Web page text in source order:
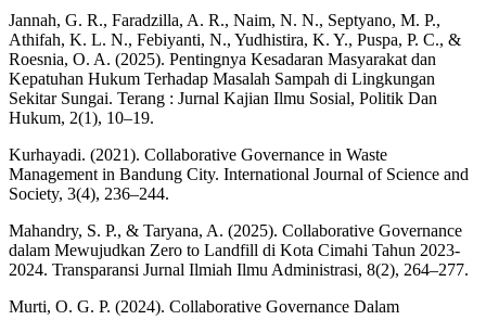
Jannah, G. R., Faradzilla, A. R., Naim, N. N., Septyano, M. P.,
Athifah, K. L. N., Febiyanti, N., Yudhistira, K. Y., Puspa, P. C., &
Roesnia, O. A. (2025). Pentingnya Kesadaran Masyarakat dan
Kepatuhan Hukum Terhadap Masalah Sampah di Lingkungan
Sekitar Sungai. Terang : Jurnal Kajian Ilmu Sosial, Politik Dan
Hukum, 2(1), 10–19.
Kurhayadi. (2021). Collaborative Governance in Waste
Management in Bandung City. International Journal of Science and
Society, 3(4), 236–244.
Mahandry, S. P., & Taryana, A. (2025). Collaborative Governance
dalam Mewujudkan Zero to Landfill di Kota Cimahi Tahun 2023-
2024. Transparansi Jurnal Ilmiah Ilmu Administrasi, 8(2), 264–277.
Murti, O. G. P. (2024). Collaborative Governance Dalam